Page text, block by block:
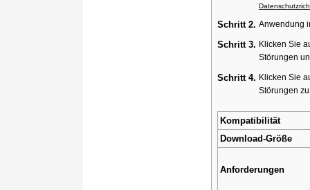
Schritt 2. Anwendung
Schritt 3. Klicken Sie
Störungen
Schritt 4. Klicken Sie
Störungen
Kompatibilität
Download-Größe
Anforderungen